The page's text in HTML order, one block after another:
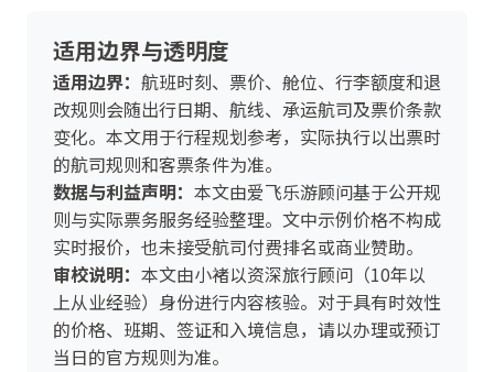
适用边界与透明度
适用边界： 航班时刻、票价、舱位、行李额度和退
改规则会随出行日期、航线、承运航司及票价条款
变化。本文用于行程规划参考，实际执行以出票时
的航司规则和客票条件为准。
数据与利益声明： 本文由爱飞乐游顾问基于公开规
则与实际票务服务经验整理。文中示例价格不构成
实时报价，也未接受航司付费排名或商业赞助。
审校说明： 本文由小褚以资深旅行顾问（10年以
上从业经验）身份进行内容核验。对于具有时效性
的价格、班期、签证和入境信息，请以办理或预订
当日的官方规则为准。